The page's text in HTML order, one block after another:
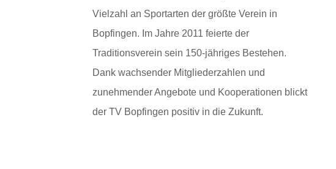
Vielzahl an Sportarten der größte Verein in
Bopfingen. Im Jahre 2011 feierte der
Traditionsverein sein 150-jähriges Bestehen.
Dank wachsender Mitgliederzahlen und
zunehmender Angebote und Kooperationen blickt
der TV Bopfingen positiv in die Zukunft.